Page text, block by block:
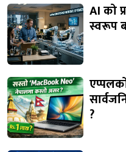
AI को
स्वरूप
?